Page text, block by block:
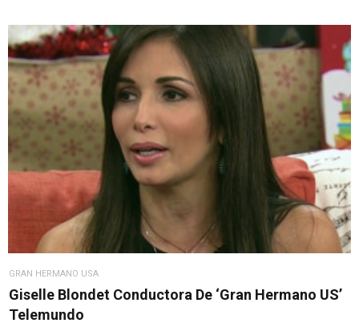
GRAN HERMANO USA
Giselle Blondet Conductora De ‘Gran Hermano US’
Telemundo